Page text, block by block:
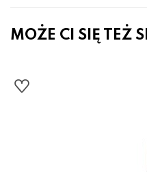
MOŻE CI SIĘ TEŻ